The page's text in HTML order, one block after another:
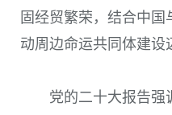
固经贸繁荣，结合中
动周边命运共同体建设
党的二十大报告强